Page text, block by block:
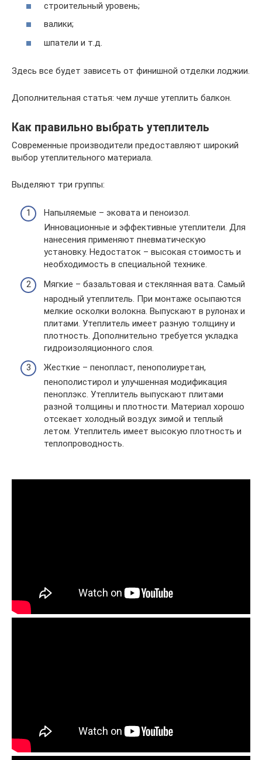
строительный уровень;
валики;
шпатели и т.д.
Здесь все будет зависеть от финишной отделки лоджии.
Дополнительная статья: чем лучше утеплить балкон.
Как правильно выбрать утеплитель
Современные производители предоставляют широкий
выбор утеплительного материала.
Выделяют три группы:
Напыляемые – эковата и пеноизол.
Инновационные и эффективные утеплители. Для
нанесения применяют пневматическую
установку. Недостаток – высокая стоимость и
необходимость в специальной технике.
Мягкие – базальтовая и стеклянная вата. Самый
народный утеплитель. При монтаже осыпаются
мелкие осколки волокна. Выпускают в рулонах и
плитами. Утеплитель имеет разную толщину и
плотность. Дополнительно требуется укладка
гидроизоляционного слоя.
Жесткие – пенопласт, пенополиуретан,
пенополистирол и улучшенная модификация
пеноплэкс. Утеплитель выпускают плитами
разной толщины и плотности. Материал хорошо
отсекает холодный воздух зимой и теплый
летом. Утеплитель имеет высокую плотность и
теплопроводность.